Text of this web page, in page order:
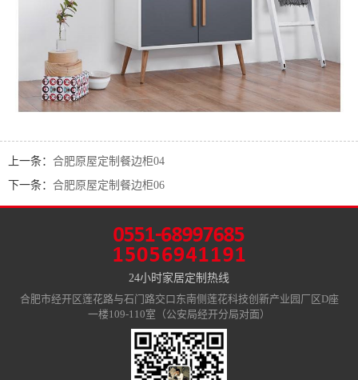
上一条： 合肥原屋定制餐边柜04
下一条： 合肥原屋定制餐边柜06
24小时家居定制热线
合肥市经开区莲花路与石门路交口东南侧莲花科技创新产业园厂区D座
一楼109-110室（公安局经开分局对面）